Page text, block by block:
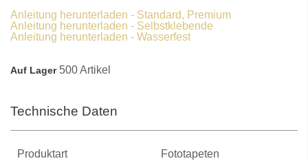
Anleitung herunterladen - Standard, Premium
Anleitung herunterladen - Selbstklebende
Anleitung herunterladen - Wasserfest
Auf Lager 500 Artikel
Technische Daten
Produktart Fototapeten